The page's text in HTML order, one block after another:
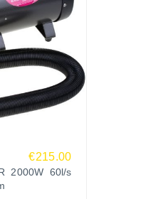
€215.00
2000W 60l/s